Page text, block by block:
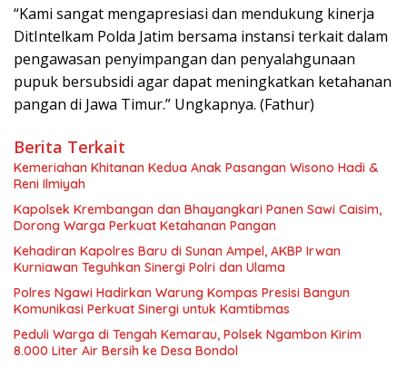
“Kami sangat mengapresiasi dan mendukung kinerja
DitIntelkam Polda Jatim bersama instansi terkait dalam
pengawasan penyimpangan dan penyalahgunaan
pupuk bersubsidi agar dapat meningkatkan ketahanan
pangan di Jawa Timur.” Ungkapnya. (Fathur)
Berita Terkait
Kemeriahan Khitanan Kedua Anak Pasangan Wisono Hadi &
Reni Ilmiyah
Kapolsek Krembangan dan Bhayangkari Panen Sawi Caisim,
Dorong Warga Perkuat Ketahanan Pangan
Kehadiran Kapolres Baru di Sunan Ampel, AKBP Irwan
Kurniawan Teguhkan Sinergi Polri dan Ulama
Polres Ngawi Hadirkan Warung Kompas Presisi Bangun
Komunikasi Perkuat Sinergi untuk Kamtibmas
Peduli Warga di Tengah Kemarau, Polsek Ngambon Kirim
8.000 Liter Air Bersih ke Desa Bondol